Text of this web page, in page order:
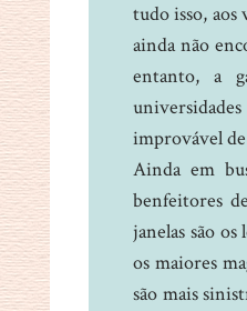
tudo isso, aos
ainda não
entanto, a
improvável de
Ainda em
benfeitores
janelas são
os maiores
são mais